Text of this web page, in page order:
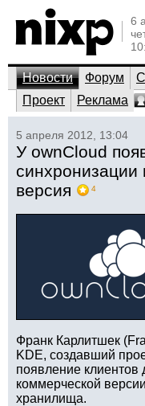
6
Новости Форум
Проект
Реклама
5 апреля 2012, 13:04
У ownCloud
синхронизации
версия
4
Франк Карлитшек
KDE, создавший
появление клиентов
коммерческой
хранилища.